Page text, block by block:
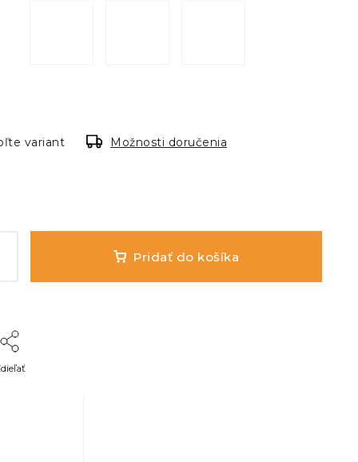
variant Možnosti doručenia
Pridať do košíka